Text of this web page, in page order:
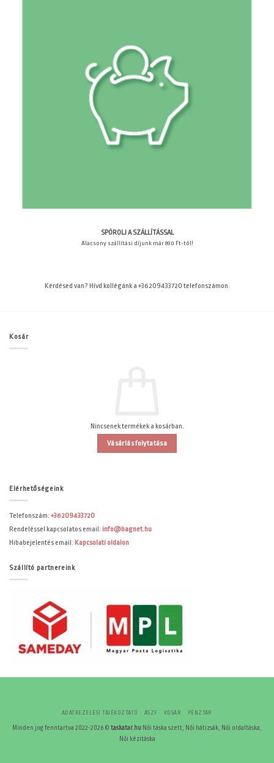
SPÓROLJ A SZÁLLÍTÁSSAL
Alacsony szállítási díjunk már 890 Ft-tól!
Kérdésed van? Hívd kollégánk a +36209433720 telefonszámon.
Kosár
Nincsenek termékek a kosárban.
Vásárlás folytatása
Elérhetőségeink
Telefonszám: +36209433720
Rendeléssel kapcsolatos email: info@bagnet.hu
Hibabejelentés email: Kapcsolati oldalon
Szállító partnereink
ADATKEZELÉSI TÁJÉKOZTATÓ ÁSZF KOSÁR PÉNZTÁR
Minden jog fenntartva 2022-2026 © taskatar.hu Női táska szett, Női hátizsák, Női oldaltáska,
Női kézitáska